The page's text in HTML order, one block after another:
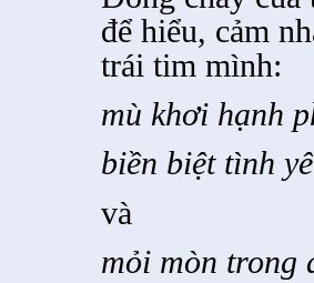
để hiểu, cảm
trái tim mình:
mù khơi hạnh
biền biệt tình
và
mỏi mòn trong